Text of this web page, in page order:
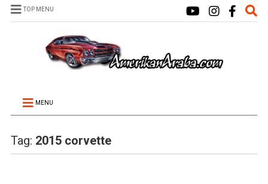
TOP MENU
MENU
Tag: 2015 corvette